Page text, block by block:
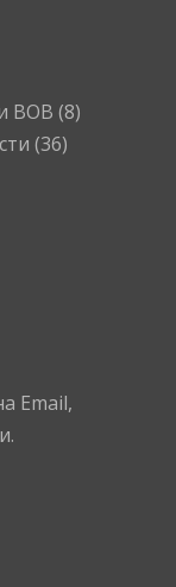
ВОВ (8)
(36)
Email,